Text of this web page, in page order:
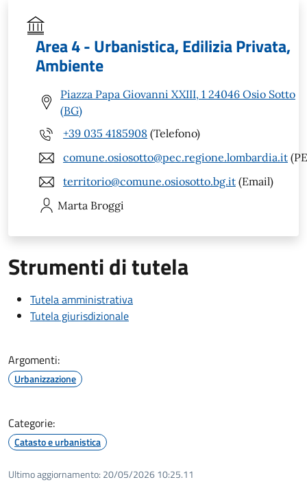
Area 4 - Urbanistica, Edilizia Privata,
Ambiente
Piazza Papa Giovanni XXIII, 1 24046 Osio Sotto
(BG)
+39 035 4185908 (Telefono)
comune.osiosotto@pec.regione.lombardia.it
territorio@comune.osiosotto.bg.it (Email)
Marta Broggi
Strumenti di tutela
Tutela amministrativa
Tutela giurisdizionale
Argomenti:
Urbanizzazione
Categorie:
Catasto e urbanistica
Ultimo aggiornamento: 20/05/2026 10:25.11